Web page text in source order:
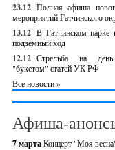
23.12 Полная афиша
мероприятий Гатчинского
13.12 В Гатчинском парке
подземный ход
12.12 Стрельба на день
"букетом" статей УК РФ
Все новости »
Афиша-
7 мартаКонцерт "Моя